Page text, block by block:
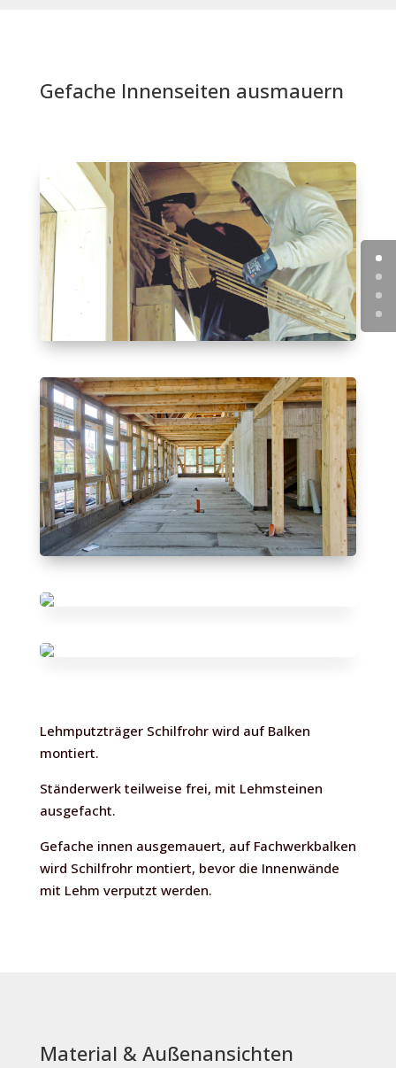
Gefache Innenseiten ausmauern
Lehmputzträger Schilfrohr wird auf Balken
montiert.
Ständerwerk teilweise frei, mit Lehmsteinen
ausgefacht.
Gefache innen ausgemauert, auf Fachwerkbalken
wird Schilfrohr montiert, bevor die Innenwände
mit Lehm verputzt werden.
Material & Außenansichten